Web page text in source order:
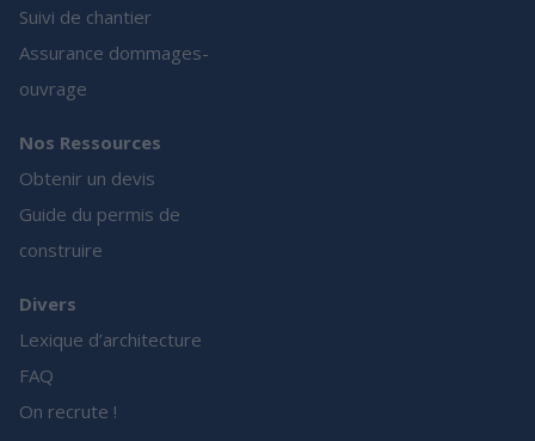
Suivi de chantier
Assurance dommages-
ouvrage
Nos Ressources
Obtenir un devis
Guide du permis de
construire
Divers
Lexique d’architecture
FAQ
On recrute !